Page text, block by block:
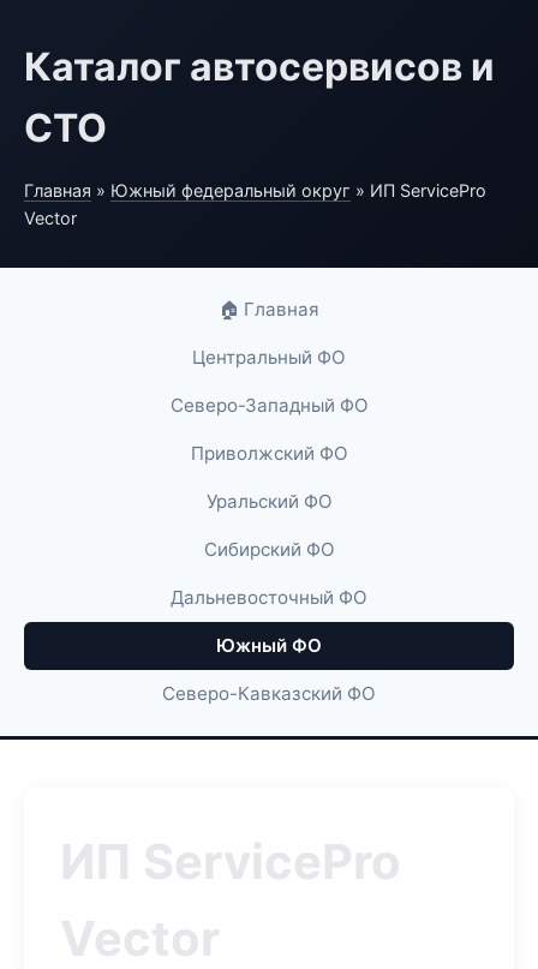
Каталог автосервисов и
СТО
Главная » Южный федеральный округ » ИП ServicePro
Vector
🏠 Главная
Центральный ФО
Северо-Западный ФО
Приволжский ФО
Уральский ФО
Сибирский ФО
Дальневосточный ФО
Южный ФО
Северо-Кавказский ФО
ИП ServicePro
Vector